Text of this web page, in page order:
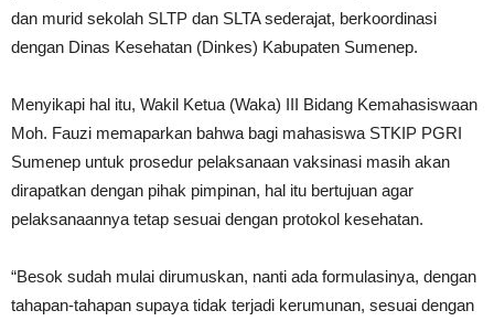
dan murid sekolah SLTP dan SLTA sederajat, berkoordinasi
dengan Dinas Kesehatan (Dinkes) Kabupaten Sumenep.
Menyikapi hal itu, Wakil Ketua (Waka) III Bidang Kemahasiswaan
Moh. Fauzi memaparkan bahwa bagi mahasiswa STKIP PGRI
Sumenep untuk prosedur pelaksanaan vaksinasi masih akan
dirapatkan dengan pihak pimpinan, hal itu bertujuan agar
pelaksanaannya tetap sesuai dengan protokol kesehatan.
“Besok sudah mulai dirumuskan, nanti ada formulasinya, dengan
tahapan-tahapan supaya tidak terjadi kerumunan, sesuai dengan